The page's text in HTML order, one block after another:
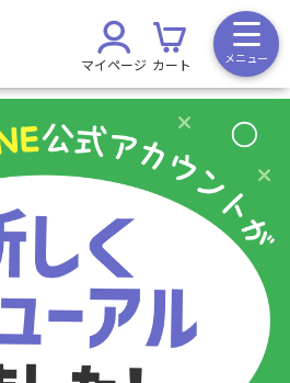
マイページ カート メニュー